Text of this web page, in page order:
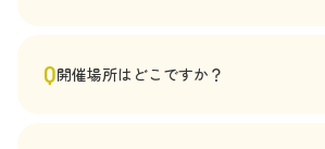
参加人数（必要なファシリテーター数）
Q開催場所はどこですか？